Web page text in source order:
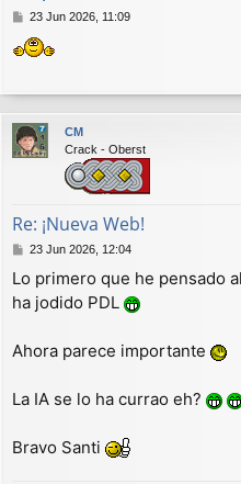
M
n
e
23 Jun 2026, 11:09
CM
Crack - Oberst
Re: ¡Nueva Web!
M
n
s
e
23 Jun 2026, 12:04
Lo primero que he pensado
ha jodido PDL
Ahora parece importante
La IA se lo ha currao eh?
Bravo Santi